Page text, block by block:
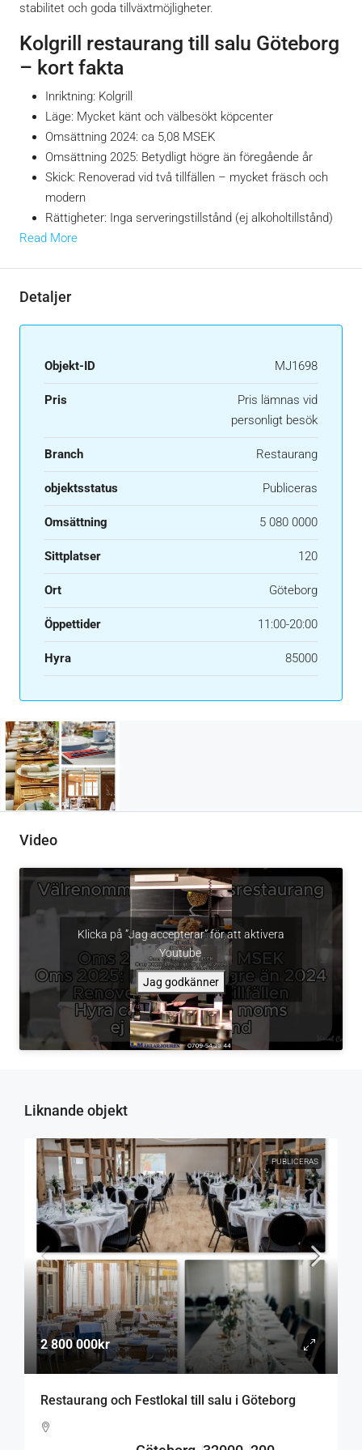
stabilitet och goda tillväxtmöjligheter.
Kolgrill restaurang till salu Göteborg
– kort fakta
Inriktning: Kolgrill
Läge: Mycket känt och välbesökt köpcenter
Omsättning 2024: ca 5,08 MSEK
Omsättning 2025: Betydligt högre än föregående år
Skick: Renoverad vid två tillfällen – mycket fräsch och
modern
Rättigheter: Inga serveringstillstånd (ej alkoholtillstånd)
Read More
Detaljer
Objekt-ID MJ1698
Pris
Pris lämnas vid
personligt besök
Branch Restaurang
objektsstatus Publiceras
Omsättning 5 080 0000
Sittplatser 120
Ort Göteborg
Öppettider 11:00-20:00
Hyra 85000
Video
Klicka på ”Jag accepterar” för att aktivera
Youtube
Jag godkänner
Liknande objekt
PUBLICERAS
2 800 000kr
Restaurang och Festlokal till salu i Göteborg